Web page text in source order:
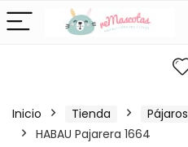
Inicio Tienda Pájaros
HABAU Pajarera 1664